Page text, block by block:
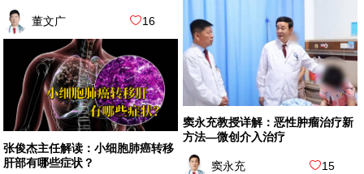
董文广 16
窦永充教授详解：恶性肿瘤治疗新
方法—微创介入治疗
窦永充 15
张俊杰主任解读：小细胞肺癌转移
肝部有哪些症状？